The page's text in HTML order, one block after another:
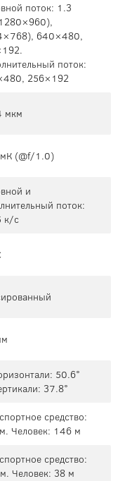
поток: 1.3
640×480,
поток:
256×192
мкм
(@f/1.0)
и
поток:
к/с
50.6°
37.8°
средство:
Человек: 146 м
средство:
Человек: 38 м